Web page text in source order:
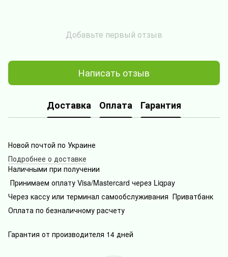
Добавьте первый отзыв
Написать отзыв
Доставка Оплата Гарантия
Новой почтой по Украине
Подробнее о доставке
Наличными при получении
Принимаем оплату Visa/Mastercard через Liqpay
Через кассу или терминал самообслуживания Приватбанк
Оплата по безналичному расчету
Гарантия от производителя 14 дней